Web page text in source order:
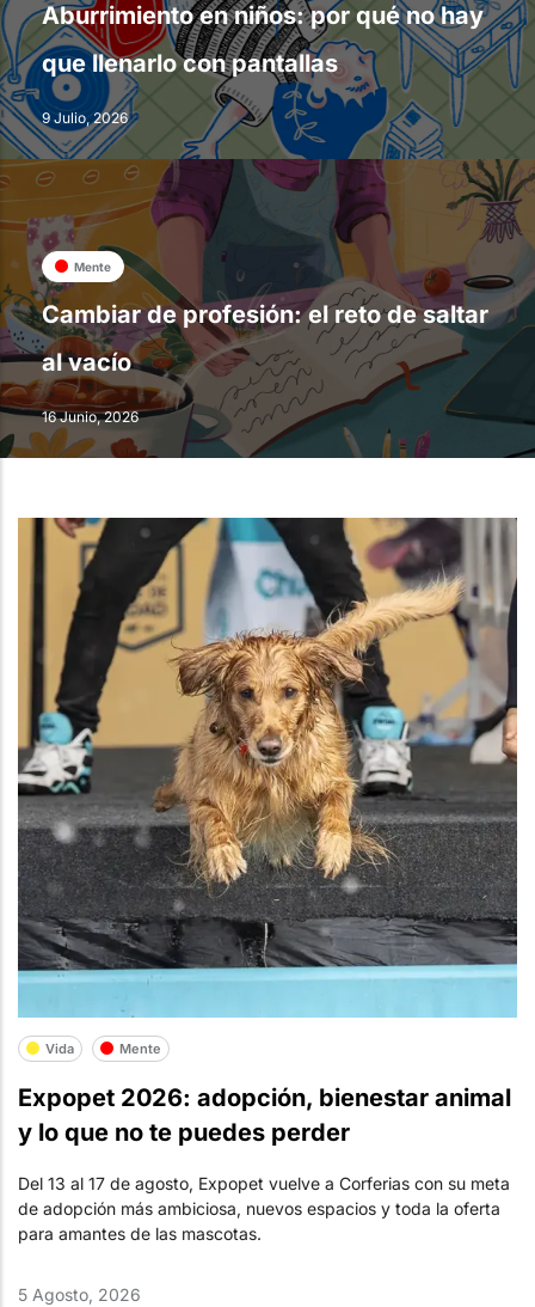
Aburrimiento en niños: por qué no hay
que llenarlo con pantallas
9 Julio, 2026
Mente
Cambiar de profesión: el reto de saltar
al vacío
16 Junio, 2026
Vida Mente
Expopet 2026: adopción, bienestar animal
y lo que no te puedes perder
Del 13 al 17 de agosto, Expopet vuelve a Corferias con su meta
de adopción más ambiciosa, nuevos espacios y toda la oferta
para amantes de las mascotas.
5 Agosto, 2026